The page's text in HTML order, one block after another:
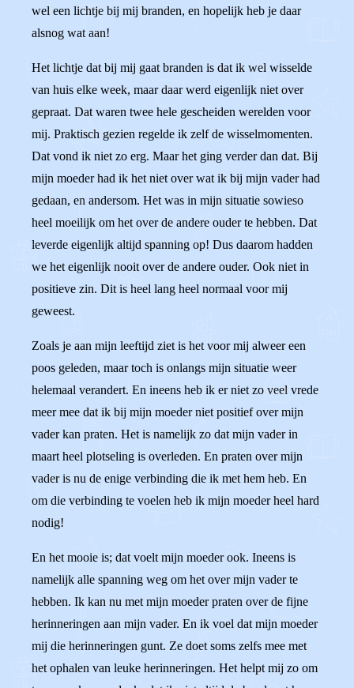
wel een lichtje bij mij branden, en hopelijk heb je daar
alsnog wat aan!
Het lichtje dat bij mij gaat branden is dat ik wel wisselde
van huis elke week, maar daar werd eigenlijk niet over
gepraat. Dat waren twee hele gescheiden werelden voor
mij. Praktisch gezien regelde ik zelf de wisselmomenten.
Dat vond ik niet zo erg. Maar het ging verder dan dat. Bij
mijn moeder had ik het niet over wat ik bij mijn vader had
gedaan, en andersom. Het was in mijn situatie sowieso
heel moeilijk om het over de andere ouder te hebben. Dat
leverde eigenlijk altijd spanning op! Dus daarom hadden
we het eigenlijk nooit over de andere ouder. Ook niet in
positieve zin. Dit is heel lang heel normaal voor mij
geweest.
Zoals je aan mijn leeftijd ziet is het voor mij alweer een
poos geleden, maar toch is onlangs mijn situatie weer
helemaal verandert. En ineens heb ik er niet zo veel vrede
meer mee dat ik bij mijn moeder niet positief over mijn
vader kan praten. Het is namelijk zo dat mijn vader in
maart heel plotseling is overleden. En praten over mijn
vader is nu de enige verbinding die ik met hem heb. En
om die verbinding te voelen heb ik mijn moeder heel hard
nodig!
En het mooie is; dat voelt mijn moeder ook. Ineens is
namelijk alle spanning weg om het over mijn vader te
hebben. Ik kan nu met mijn moeder praten over de fijne
herinneringen aan mijn vader. En ik voel dat mijn moeder
mij die herinneringen gunt. Ze doet soms zelfs mee met
het ophalen van leuke herinneringen. Het helpt mij zo om